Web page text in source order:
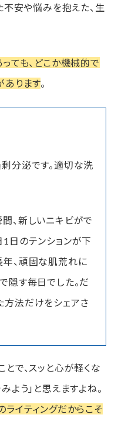
不安や悩みを抱えた、生
ても、どこか機械的で
あります。
分泌です。適切な洗
、新しいニキビがで
1日のテンションが下
年、頑固な肌荒れに
隠す毎日でした。だ
方法だけをシェアさ
で、スッと心が軽くな
よう」と思えますよね。
イティングだからこそ